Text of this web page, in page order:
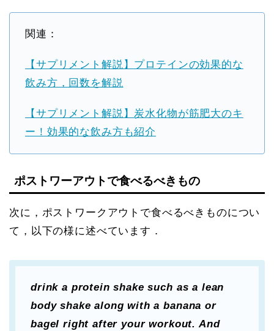
関連：
【サプリメント解説】プロテインの効果的な
飲み方，回数を解説
【サプリメント解説】炭水化物が筋肥大のキ
ー！効果的な飲み方も紹介
ポストワーアウトで食べるべきもの
次に，ポストワークアウトで食べるべきものについ
て，以下の様に述べています．
drink a protein shake such as a lean
body shake along with a banana or
bagel right after your workout. And